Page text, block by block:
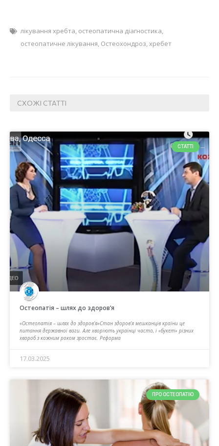
лікування хребта, остеопатична діагностика,
остеопатичне лікування, Остеохондроз,хребет
СХОЖІ СТАТТІ
СТАТТІ
Остеопатія – шлях до здоров’я
«Остеопатія – шлях до здоров’я»Стан здоров’я мешканців країни це
питання державної ваги. Але хворіють українці часто, і «букет» різних
хвороб з кожним роком зростає. Реформа
17.03.2025
ПРО ОСТЕОПАТІЮ